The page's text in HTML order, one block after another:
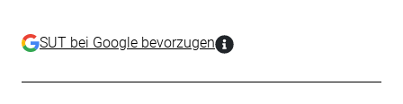
SUT bei Google bevorzugen